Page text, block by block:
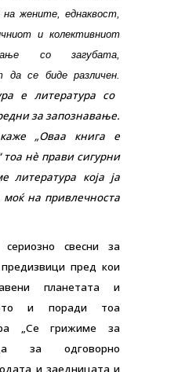
жените, еднаквост,
и колективниот
со загубата,
да се биде различен.
е литература со
за запознавање.
„Оваа книга е
тоа нè прави сигурни
литература која ја
на привлечноста
свесни за
пред кои
планетата и
и поради тоа
„Се грижиме за
за одговорно
и заедницата и